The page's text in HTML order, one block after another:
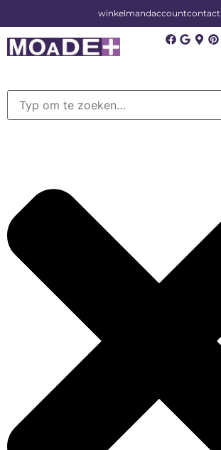
winkelmandaccountcontact